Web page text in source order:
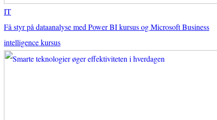
IT
Få styr på dataanalyse med Power BI kursus og Microsoft Business
intelligence kursus